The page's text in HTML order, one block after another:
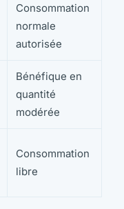
Consommation
normale
autorisée
Bénéfique en
quantité
modérée
Consommation
libre